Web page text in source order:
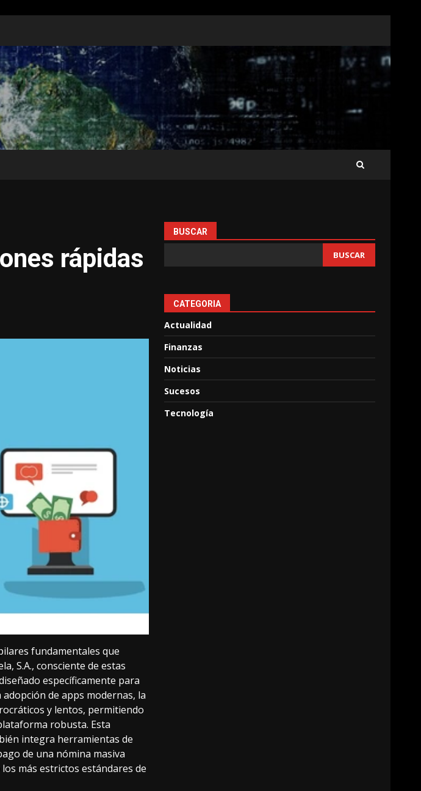
rápidas
fundamentales que
S.A., consciente de estas
específicamente para
de apps modernas, la
y lentos, permitiendo
robusta. Esta
integra herramientas de
de una nómina masiva
más estrictos estándares de
BUSCAR
BUSCAR
CATEGORIA
Actualidad
Finanzas
Noticias
Sucesos
Tecnología